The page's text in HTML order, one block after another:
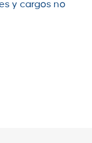
y cargos no